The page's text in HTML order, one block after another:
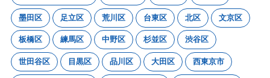
墨田区 足立区 荒川区 台東区 北区 文京区
板橋区 練馬区 中野区 杉並区 渋谷区
世田谷区 目黒区 品川区 大田区 西東京市